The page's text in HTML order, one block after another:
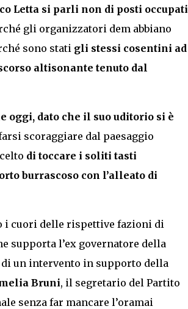
Letta si parli non di posti occupati
gli organizzatori dem abbiano
sono stati gli stessi cosentini ad
altisonante tenuto dal
oggi, dato che il suo uditorio si è
scoraggiare dal paesaggio
di toccare i soliti tasti
burrascoso con l’alleato di
i cuori delle rispettive fazioni di
supporta l’ex governatore della
di un intervento in supporto della
Bruni, il segretario del Partito
senza far mancare l’oramai